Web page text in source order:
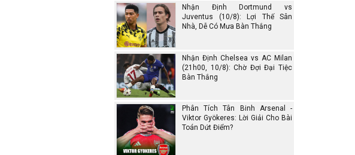
Nhận Định Dortmund vs
Juventus (10/8): Lợi Thế Sân
Nhà, Dễ Có Mưa Bàn Thắng
Nhận Định Chelsea vs AC Milan
(21h00, 10/8): Chờ Đợi Đại Tiệc
Bàn Thắng
Phân Tích Tân Binh Arsenal -
Viktor Gyökeres: Lời Giải Cho Bài
Toán Dứt Điểm?